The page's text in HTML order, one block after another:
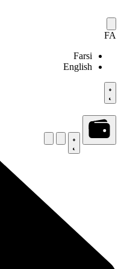
FA
Farsi
English